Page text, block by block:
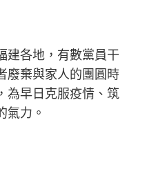
各地，有數黨員干
廢棄與家人的團圓時
為早日克服疫情、筑
氣力。